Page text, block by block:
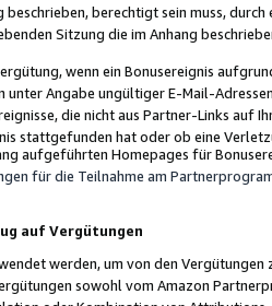
beschrieben, berechtigt sein muss,
Sitzung die im Anhang
wenn ein Bonusereignis
unter Angabe ungültiger E-Mail-
die nicht aus Partner-Links auf
stattgefunden hat oder ob eine
aufgeführten Homepages für
für die Teilnahme am
auf Vergütungen
werden, um von den
sowohl vom Amazon